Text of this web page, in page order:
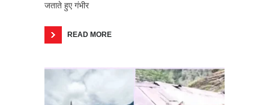
जताते हुए गंभीर
READ MORE